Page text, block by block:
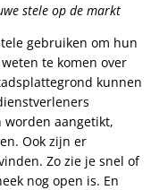
stele op de markt
gebruiken om hun
te komen over
kunnen
worden aangetikt,
Ook zijn er
Zo zie je snel of
nog open is. En